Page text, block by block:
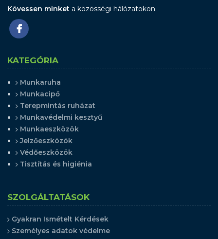
Kövessen minket a közösségi hálózatokon
KATEGÓRIA
Munkaruha
Munkacipő
Terepmintás ruházat
Munkavédelmi kesztyű
Munkaeszközök
Jelzőeszközök
Védőeszközök
Tisztítás és higiénia
SZOLGÁLTATÁSOK
Gyakran Ismételt Kérdések
Személyes adatok védelme